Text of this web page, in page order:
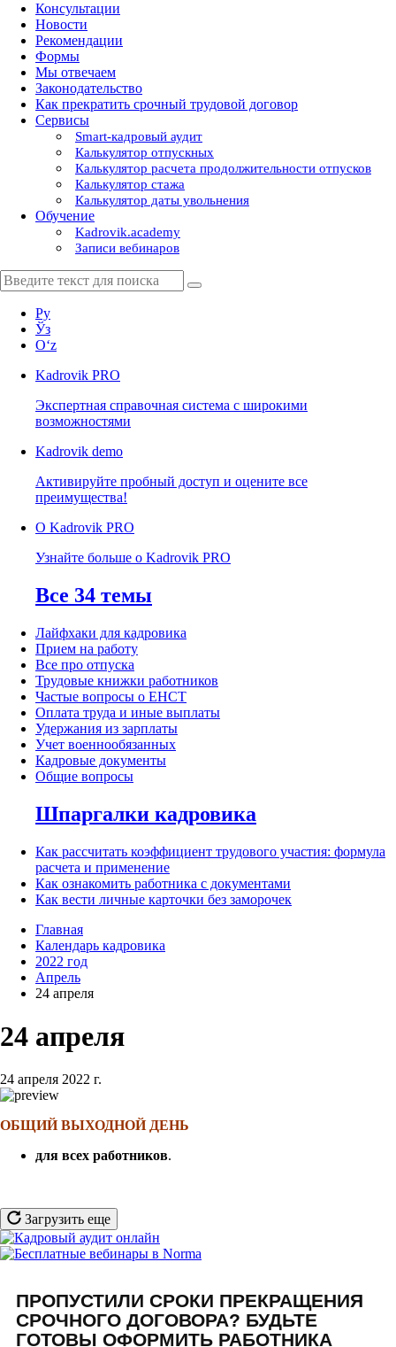
Консультации
Новости
Рекомендации
Формы
Мы отвечаем
Законодательство
Как прекратить срочный трудовой договор
Сервисы
Smart-кадровый аудит
Калькулятор отпускных
Калькулятор расчета продолжительности отпусков
Калькулятор стажа
Калькулятор даты увольнения
Обучение
Kadrovik.academy
Записи вебинаров
Ру
Ўз
Oʻz
Kadrovik PRO
Экспертная справочная система с широкими
возможностями
Kadrovik demo
Активируйте пробный доступ и оцените все
преимущества!
О Kadrovik PRO
Узнайте больше о Kadrovik PRO
Все 34 темы
Лайфхаки для кадровика
Прием на работу
Все про отпуска
Трудовые книжки работников
Частые вопросы о ЕНСТ
Оплата труда и иные выплаты
Удержания из зарплаты
Учет военнообязанных
Кадровые документы
Общие вопросы
Шпаргалки кадровика
Как рассчитать коэффициент трудового участия: формула
расчета и применение
Как ознакомить работника с документами
Как вести личные карточки без заморочек
Главная
Календарь кадровика
2022 год
Апрель
24 апреля
24 апреля
24 апреля 2022 г.
ОБЩИЙ ВЫХОДНОЙ ДЕНЬ
для всех работников.
Загрузить еще
ПРОПУСТИЛИ СРОКИ ПРЕКРАЩЕНИЯ
СРОЧНОГО ДОГОВОРА? БУДЬТЕ
ГОТОВЫ ОФОРМИТЬ РАБОТНИКА